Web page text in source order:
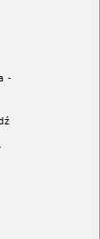
-